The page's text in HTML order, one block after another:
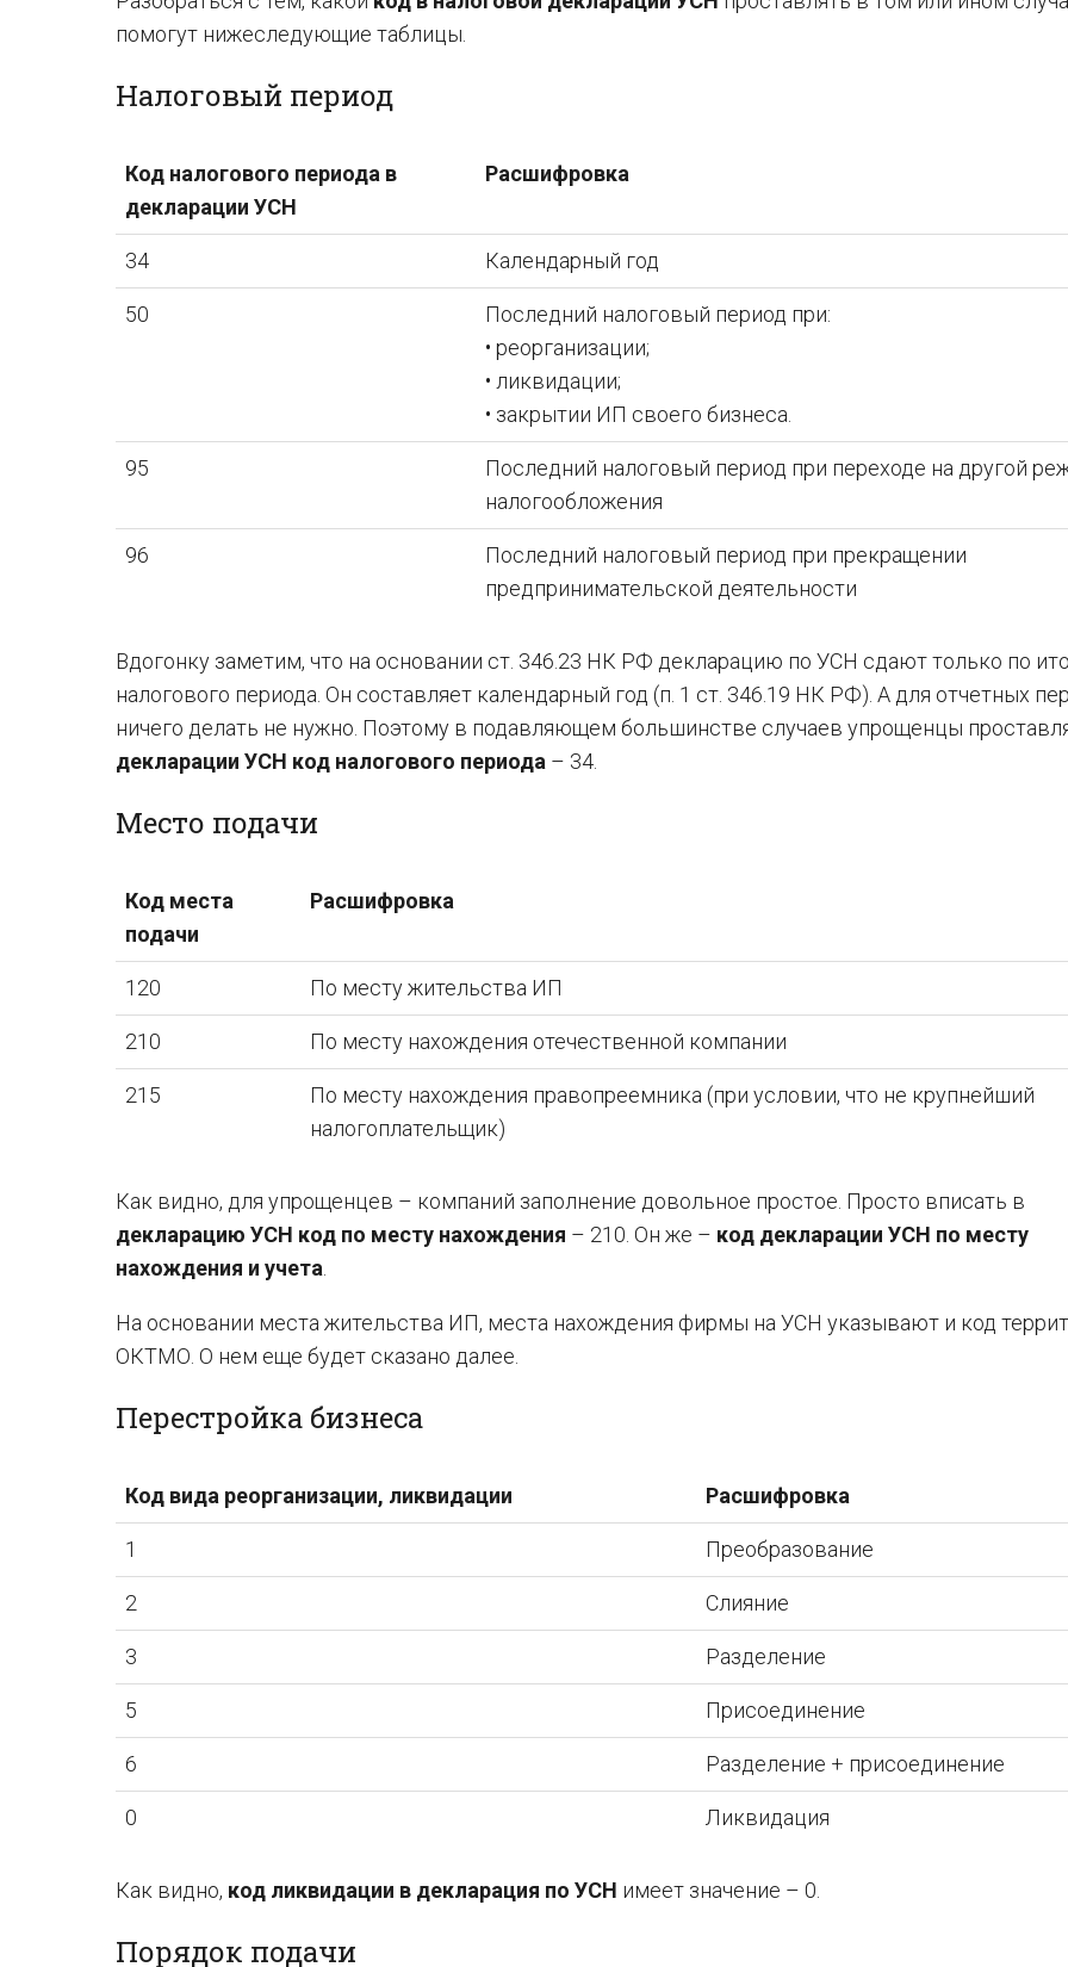
помогут нижеследующие таблицы.
Налоговый период
Код налогового периода в
декларации УСН
Расшифровка
34 Календарный год
50
Последний налоговый период при:
• реорганизации;
• ликвидации;
• закрытии ИП своего бизнеса.
95
Последний налоговый период при переходе на другой
налогообложения
96
Последний налоговый период при прекращении
предпринимательской деятельности
Вдогонку заметим, что на основании ст. 346.23 НК РФ декларацию по УСН сдают только по
налогового периода. Он составляет календарный год (п. 1 ст. 346.19 НК РФ). А для отчетных
ничего делать не нужно. Поэтому в подавляющем большинстве случаев упрощенцы
декларации УСН код налогового периода – 34.
Место подачи
Код места
подачи
Расшифровка
120 По месту жительства ИП
210 По месту нахождения отечественной компании
215
По месту нахождения правопреемника (при условии, что не крупнейший
налогоплательщик)
Как видно, для упрощенцев – компаний заполнение довольное простое. Просто вписать в
декларацию УСН код по месту нахождения – 210. Он же – код декларации УСН по месту
нахождения и учета
На основании места жительства ИП, места нахождения фирмы на УСН указывают и код
ОКТМО. О нем еще будет сказано далее.
Перестройка бизнеса
Код вида реорганизации, ликвидации Расшифровка
1 Преобразование
2 Слияние
3 Разделение
5 Присоединение
6 Разделение + присоединение
0 Ликвидация
Как видно, код ликвидации в декларация по УСН имеет значение – 0.
Порядок подачи